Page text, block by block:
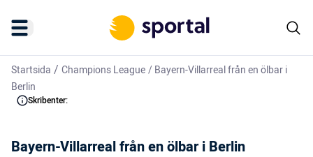
Startsida / Champions League/Bayern-Villarreal från en ölbar i
Berlin
Skribenter:
Bayern-Villarreal från en ölbar i Berlin